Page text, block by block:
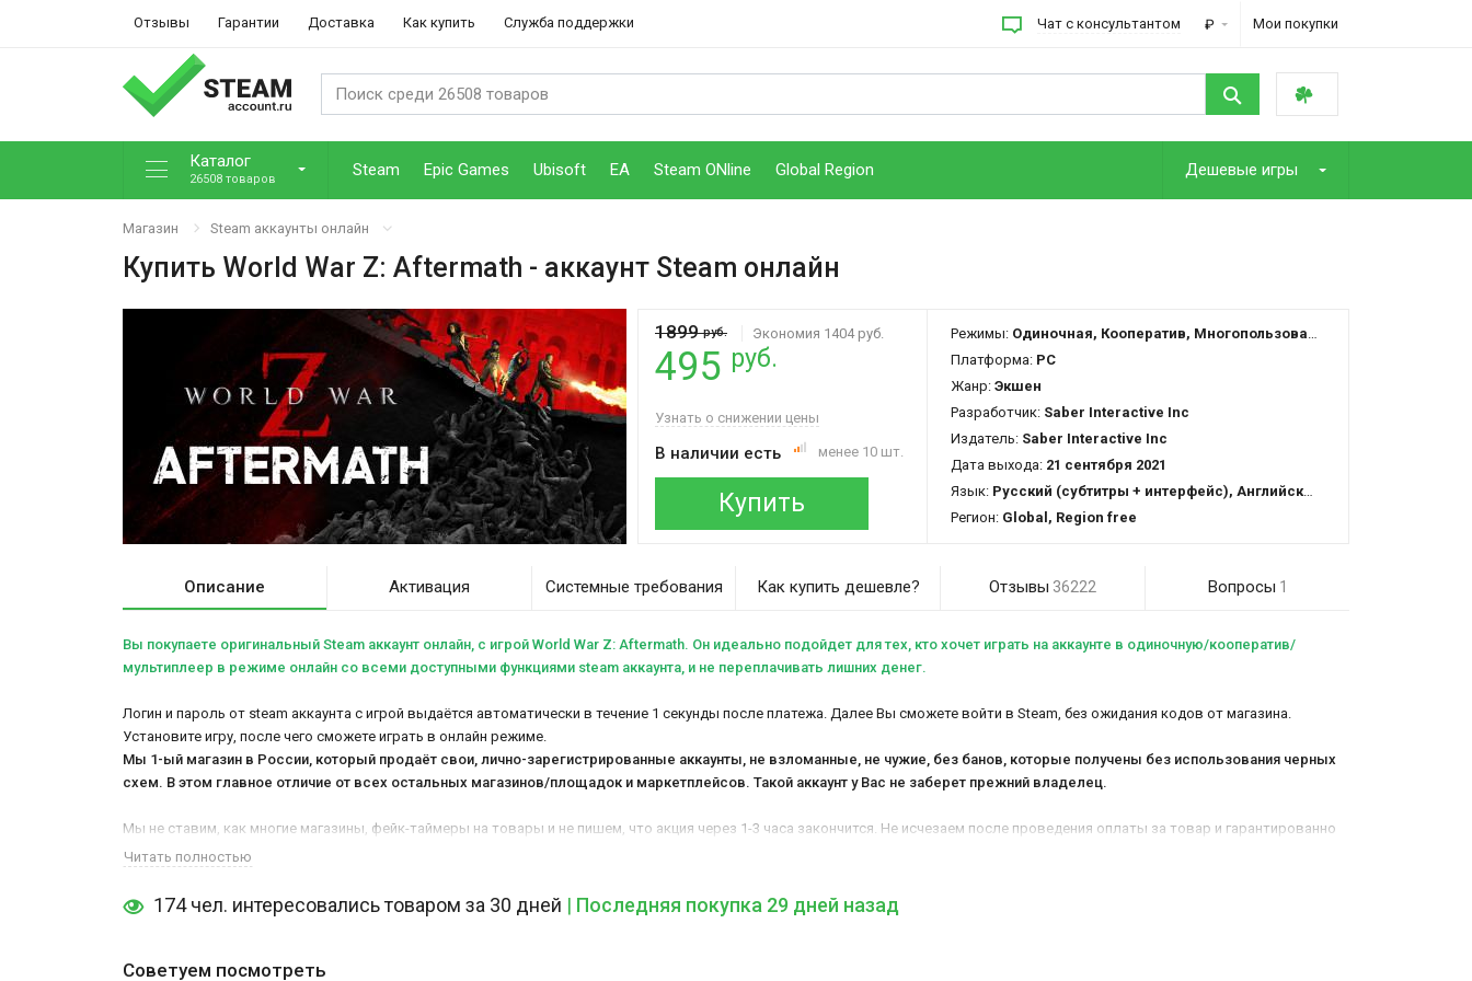
Отзывы Гарантии Доставка Как купить Служба поддержки Чат с консультантом ₽ Мои покупки
Каталог
26508 товаров Steam Epic Games Ubisoft EA Steam ONline Global Region Дешевые игры
Магазин Steam аккаунты онлайн
Купить World War Z: Aftermath - аккаунт Steam онлайн
1899руб. Экономия 1404 руб.
495 руб.
Узнать о снижении цены
В наличии есть менее 10 шт.
Купить
Режимы: Одиночная, Кооператив, Многопользовательская
Платформа: PC
Жанр: Экшен
Разработчик: Saber Interactive Inc
Издатель: Saber Interactive Inc
Дата выхода: 21 сентября 2021
Язык: Русский (субтитры + интерфейс), Английский (озвучка + субтитры + интерфейс)
Регион: Global, Region free
Описание Активация Системные требования Как купить дешевле? Отзывы 36222 Вопросы 1
Вы покупаете оригинальный Steam аккаунт онлайн, c игрой World War Z: Aftermath. Он идеально подойдет для тех, кто хочет играть на аккаунте в одиночную/кооператив/
мультиплеер в режиме онлайн со всеми доступными функциями steam аккаунта, и не переплачивать лишних денег.
Логин и пароль от steam аккаунта с игрой выдаётся автоматически в течение 1 секунды после платежа. Далее Вы сможете войти в Steam, без ожидания кодов от магазина.
Установите игру, после чего сможете играть в онлайн режиме.
Мы 1-ый магазин в России, который продаёт свои, лично-зарегистрированные аккаунты, не взломанные, не чужие, без банов, которые получены без использования черных
схем. В этом главное отличие от всех остальных магазинов/площадок и маркетплейсов. Такой аккаунт у Вас не заберет прежний владелец.
Мы не ставим, как многие магазины, фейк-таймеры на товары и не пишем, что акция через 1-3 часа закончится. Не исчезаем после проведения оплаты за товар и гарантированно
отвечаем абсолютно всем клиентам, без исключения
Плюсы онлайн аккаунта World War Z: Aftermath:
Можно играть в онлайн режиме
Читать полностью
174 чел. интересовались товаром за 30 дней | Последняя покупка 29 дней назад
Советуем посмотреть